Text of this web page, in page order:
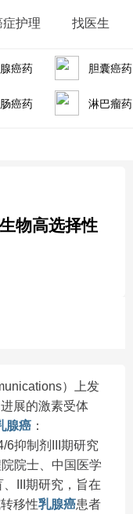
症护理 找医生
癌药 胆囊癌药
癌药 淋巴瘤药
物高选择性
）上发
展的激素受体
腺癌：
6抑制剂III期研究
院士、中国医学
III期研究，旨在
移性乳腺癌患者